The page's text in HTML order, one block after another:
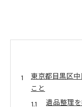
東京都目黒区
こと
遺品整理